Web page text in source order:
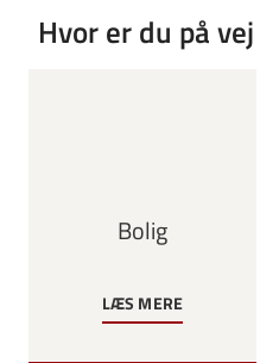
Hvor er du på
Bolig
LÆS MERE